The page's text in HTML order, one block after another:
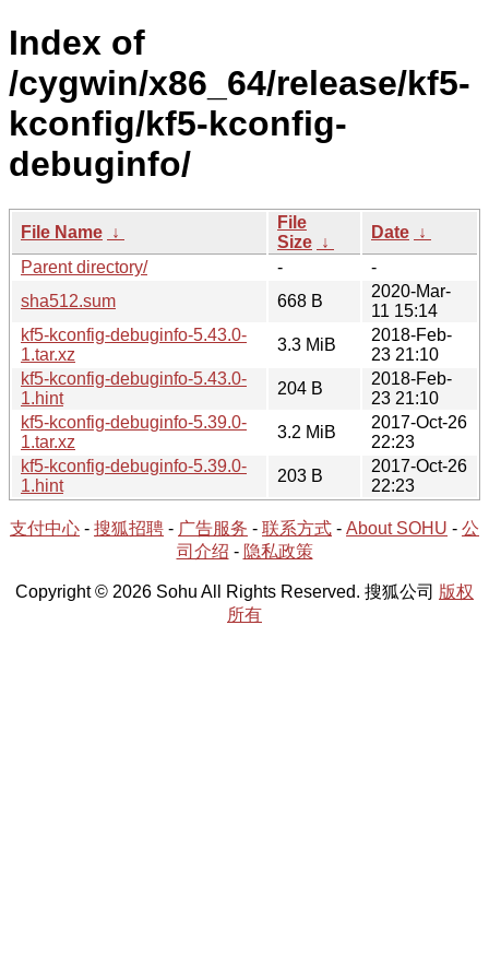
Index of
/cygwin/x86_64/release/kf5-
kconfig/kf5-kconfig-
debuginfo/
File Name ↓
File
Size ↓
Date ↓
Parent directory/
-
-
sha512.sum
668 B
2020-Mar-
11 15:14
kf5-kconfig-debuginfo-5.43.0-
1.tar.xz
3.3 MiB
2018-Feb-
23 21:10
kf5-kconfig-debuginfo-5.43.0-
1.hint
204 B
2018-Feb-
23 21:10
kf5-kconfig-debuginfo-5.39.0-
1.tar.xz
3.2 MiB
2017-Oct-26
22:23
kf5-kconfig-debuginfo-5.39.0-
1.hint
203 B
2017-Oct-26
22:23
支付中心 - 搜狐招聘 - 广告服务 - 联系方式 - About SOHU - 公
司介绍 - 隐私政策
Copyright © 2026 Sohu All Rights Reserved. 搜狐公司 版权
所有